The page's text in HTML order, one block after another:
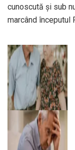
cunoscută și sub
marcând începutul